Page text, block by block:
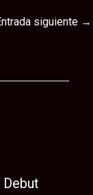
siguiente →